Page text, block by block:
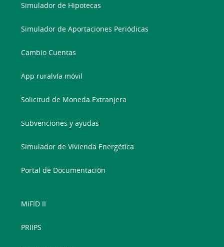
Simulador de Hipotecas
Simulador de Aportaciones Periódicas
Cambio Cuentas
App ruralvía móvil
Solicitud de Moneda Extranjera
Subvenciones y ayudas
Simulador de Vivienda Energética
Portal de Documentación
MiFID II
PRIIPS